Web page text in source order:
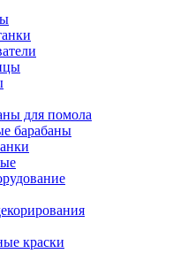
для помола
барабаны
краски